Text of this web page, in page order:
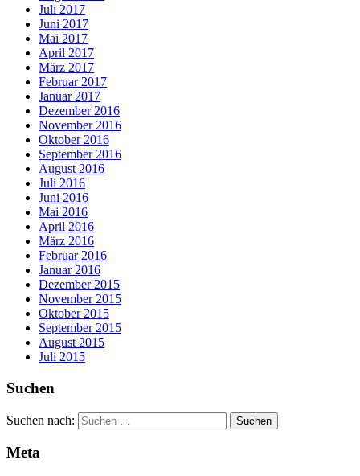
Juli 2017
Juni 2017
Mai 2017
April 2017
März 2017
Februar 2017
Januar 2017
Dezember 2016
November 2016
Oktober 2016
September 2016
August 2016
Juli 2016
Juni 2016
Mai 2016
April 2016
März 2016
Februar 2016
Januar 2016
Dezember 2015
November 2015
Oktober 2015
September 2015
August 2015
Juli 2015
Suchen
Suchen nach:
Meta